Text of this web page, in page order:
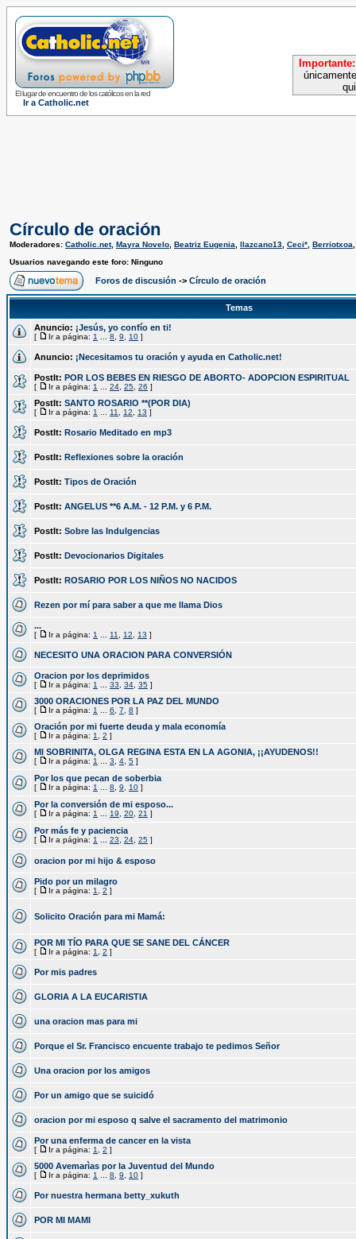
El lugar de encuentro de los católicos en la red
Ir a Catholic.net
Importante:
Círculo de oración
Moderadores: Catholic.net, Mayra Novelo Beatriz Eugenia llazcano13 Ceci* Berriotxoa
Usuarios navegando este foro: Ninguno
Foros de discusión -> Círculo de oración
Temas
Anuncio: ¡Jesús, yo confío en ti!
[ Ir a página: 1 8 9 10 ]
Anuncio: ¡Necesitamos tu oración y ayuda en Catholic.net!
PostIt: POR LOS BEBES EN RIESGO DE ABORTO- ADOPCION ESPIRITUAL
[ Ir a página: 1 24 25 26 ]
PostIt: SANTO ROSARIO **(POR DIA)
[ Ir a página: 1 11 12 13 ]
PostIt: Rosario Meditado en mp3
PostIt: Reflexiones sobre la oración
PostIt: Tipos de Oración
PostIt: ANGELUS **6 A.M. - 12 P.M. y 6 P.M.
PostIt: Sobre las Indulgencias
PostIt: Devocionarios Digitales
PostIt: ROSARIO POR LOS NIÑOS NO NACIDOS
Rezen por mí para saber a que me llama Dios
...
[ Ir a página: 1 11 12 13 ]
NECESITO UNA ORACION PARA CONVERSIÓN
Oracion por los deprimidos
[ Ir a página: 1 33 34 35 ]
3000 ORACIONES POR LA PAZ DEL MUNDO
[ Ir a página: 1 6 7 8 ]
Oración por mi fuerte deuda y mala economía
[ Ir a página: 1 2 ]
MI SOBRINITA, OLGA REGINA ESTA EN LA AGONIA, ¡¡AYUDENOS!!
[ Ir a página: 1 3 4 5 ]
Por los que pecan de soberbia
[ Ir a página: 1 8 9 10 ]
Por la conversión de mi esposo...
[ Ir a página: 1 19 20 21 ]
Por más fe y paciencia
[ Ir a página: 1 23 24 25 ]
oracion por mi hijo & esposo
Pido por un milagro
[ Ir a página: 1 2 ]
Solicito Oración para mi Mamá:
POR MI TÍO PARA QUE SE SANE DEL CÁNCER
[ Ir a página: 1 2 ]
Por mis padres
GLORIA A LA EUCARISTIA
una oracion mas para mi
Porque el Sr. Francisco encuente trabajo te pedimos Señor
Una oracion por los amigos
Por un amigo que se suicidó
oracion por mi esposo q salve el sacramento del matrimonio
Por una enferma de cancer en la vista
[ Ir a página: 1 2 ]
5000 Avemarìas por la Juventud del Mundo
[ Ir a página: 1 8 9 10 ]
Por nuestra hermana betty_xukuth
POR MI MAMI